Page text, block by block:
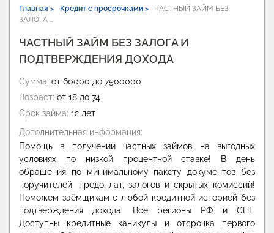
Главная > Кредит с просрочками >
ЧАСТНЫЙ ЗАЙМ БЕЗ
ЗАЛОГА …
ЧАСТНЫЙ ЗАЙМ БЕЗ ЗАЛОГА И
ПОДТВЕРЖДЕНИЯ ДОХОДА
Сумма: от 60000 до 7500000
Возраст: от 18 до 74
Срок займа: 12 лет
Дополнительная информация:
Помощь в получении частных займов на выгодных
условиях по низкой процентной ставке! В день
обращения по минимальному пакету документов без
поручителей, предоплат, залогов и скрытых комиссий!
Поможем заёмщикам с любой кредитной историей без
подтверждения дохода. Все регионы РФ и СНГ.
Доступны кредитные каникулы и отсрочка первого